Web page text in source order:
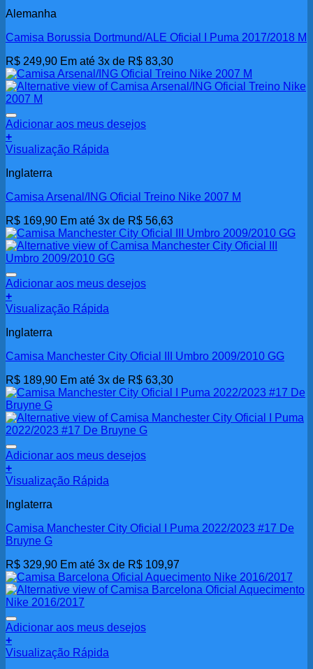
Alemanha
Camisa Borussia Dortmund/ALE Oficial I Puma 2017/2018 M
R$ 249,90 Em até 3x de R$ 83,30
Adicionar aos meus desejos
+
Visualização Rápida
Inglaterra
Camisa Arsenal/ING Oficial Treino Nike 2007 M
R$ 169,90 Em até 3x de R$ 56,63
Adicionar aos meus desejos
+
Visualização Rápida
Inglaterra
Camisa Manchester City Oficial III Umbro 2009/2010 GG
R$ 189,90 Em até 3x de R$ 63,30
Adicionar aos meus desejos
+
Visualização Rápida
Inglaterra
Camisa Manchester City Oficial I Puma 2022/2023 #17 De
Bruyne G
R$ 329,90 Em até 3x de R$ 109,97
Adicionar aos meus desejos
+
Visualização Rápida